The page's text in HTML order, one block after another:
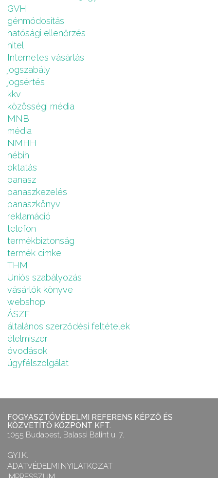
GVH
génmódosítás
hatósági ellenőrzés
hitel
Internetes vásárlás
jogszabály
jogsértés
kkv
közösségi média
MNB
média
NMHH
nébih
oktatás
panasz
panaszkezelés
panaszkönyv
reklamáció
telefon
termékbiztonság
termék cimke
THM
Uniós szabályozás
vásárlók könyve
webshop
ÁSZF
általános szerződési feltételek
élelmiszer
óvodások
ügyfélszolgálat
FOGYASZTÓVÉDELMI REFERENS KÉPZŐ ÉS
KÖZVETÍTŐ KÖZPONT KFT.
1055 Budapest, Balassi Bálint u. 7.
GY.I.K.
ADATVÉDELMI NYILATKOZAT